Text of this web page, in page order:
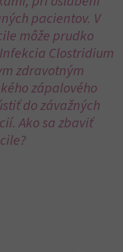
pacientov. V
môže prudko
Clostridium
zdravotným
zápalového
do závažných
Ako sa zbaviť